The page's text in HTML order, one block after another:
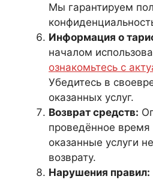
Мы гарантируем
Информация о
началом
ознакомьтесь с
Убедитесь в
оказанных услуг.
Возврат средств:
проведённое время
оказанные услуги
возврату.
Нарушения правил: